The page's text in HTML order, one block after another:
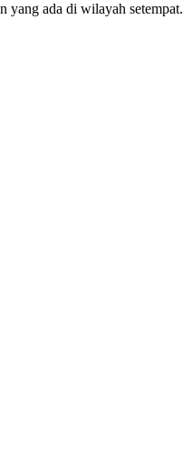
yang ada di wilayah setempat.